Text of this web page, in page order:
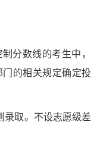
分数线的考生中，
的相关规定确定投
录取。不设志愿级差